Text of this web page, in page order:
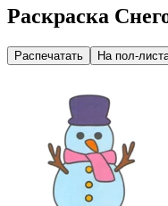
Раскраска
Распечатать На пол-